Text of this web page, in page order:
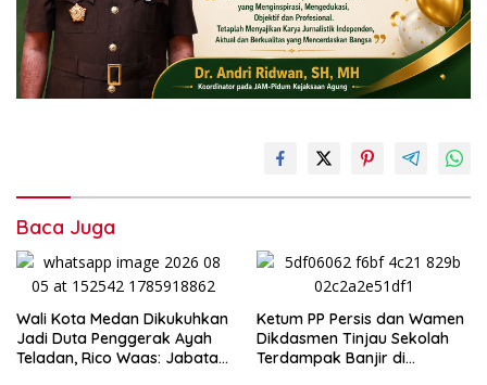
Baca Juga
Wali Kota Medan Dikukuhkan
Jadi Duta Penggerak Ayah
Teladan, Rico Waas: Jabatan
Ketum PP Persis dan Wamen
Dikdasmen Tinjau Sekolah
Terdampak Banjir di